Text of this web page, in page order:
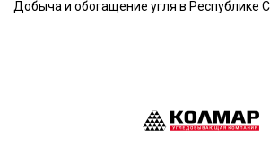
Добыча и обогащение угля в Республике